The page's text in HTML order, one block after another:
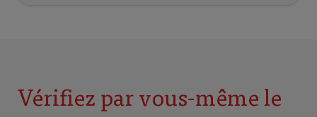
Vérifiez par vous-même le